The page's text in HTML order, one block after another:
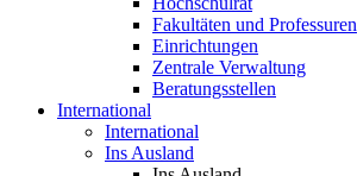
Fakultäten und Professuren
Einrichtungen
Zentrale Verwaltung
Beratungsstellen
International
International
Ins Ausland